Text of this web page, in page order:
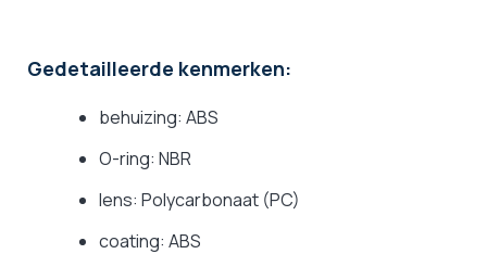
Gedetailleerde kenmerken:
behuizing: ABS
O-ring: NBR
lens: Polycarbonaat (PC)
coating: ABS